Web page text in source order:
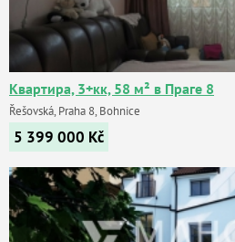
Квартира, 3+кк, 58 м² в Праге 8
Řešovská, Praha 8, Bohnice
5 399 000 Kč